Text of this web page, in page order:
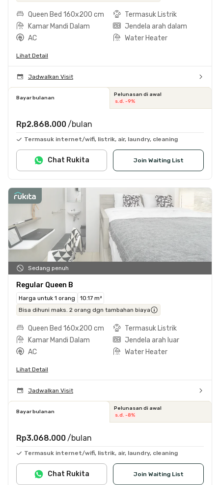
Queen Bed 160x200 cm
Termasuk Listrik
Kamar Mandi Dalam
Jendela arah dalam
AC
Water Heater
Lihat Detail
Jadwalkan Visit
Bayar bulanan
Pelunasan di awal
s.d. -9%
Rp2.868.000 /bulan
Termasuk internet/wifi, listrik, air, laundry, cleaning
Join Waiting List
Chat Rukita
Sedang penuh
Regular Queen B
Harga untuk 1 orang
10.17 m²
Bisa dihuni maks. 2 orang dgn tambahan biaya
Queen Bed 160x200 cm
Termasuk Listrik
Kamar Mandi Dalam
Jendela arah luar
AC
Water Heater
Lihat Detail
Jadwalkan Visit
Bayar bulanan
Pelunasan di awal
s.d. -8%
Rp3.068.000 /bulan
Termasuk internet/wifi, listrik, air, laundry, cleaning
Join Waiting List
Chat Rukita